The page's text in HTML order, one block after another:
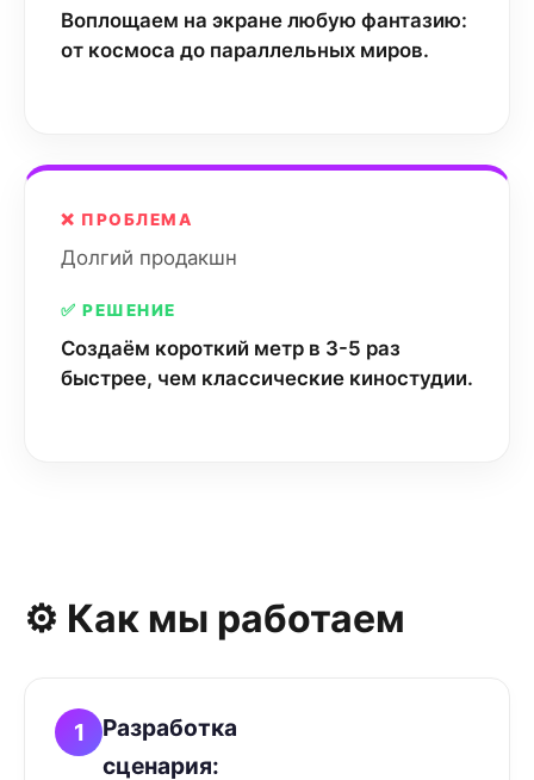
Воплощаем на экране любую фантазию:
от космоса до параллельных миров.
❌ ПРОБЛЕМА
Долгий продакшн
✅ РЕШЕНИЕ
Создаём короткий метр в 3-5 раз
быстрее, чем классические киностудии.
⚙️ Как мы работаем
1
Разработка
сценария: